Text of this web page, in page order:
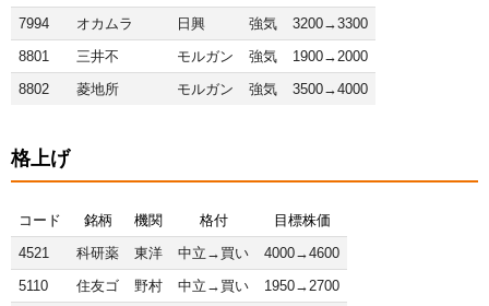
7994
オカムラ 日興 強気
3200→3300
8801
三井不 モルガン 強気
1900→2000
8802
菱地所 モルガン 強気 3500→4000
格上げ
コード 銘柄 機関 格付
目標株価
4521
科研薬 東洋 中立→買い
4000→4600
5110
住友ゴ 野村 中立→買い
1950→2700